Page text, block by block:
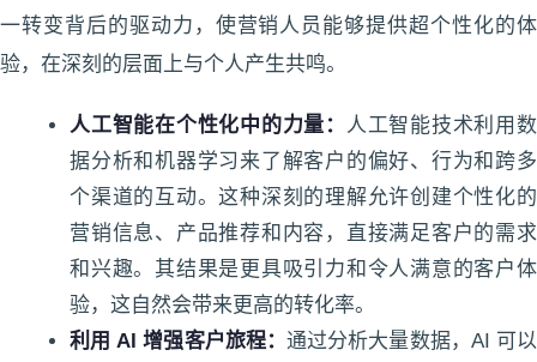
一转变背后的驱动力，使营销人员能够提供超个性化的体
验，在深刻的层面上与个人产生共鸣。
人工智能在个性化中的力量：
人工智能技术利用数
据分析和机器学习来了解客户的偏好、行为和跨多
个渠道的互动。这种深刻的理解允许创建个性化的
营销信息、产品推荐和内容，直接满足客户的需求
和兴趣。其结果是更具吸引力和令人满意的客户体
验，这自然会带来更高的转化率。
利用 AI 增强客户旅程： 通过分析大量数据，AI 可以